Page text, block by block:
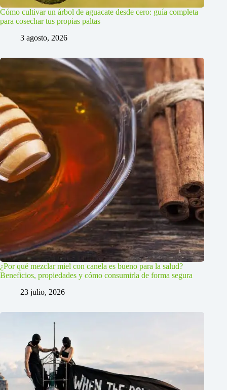
Cómo cultivar un árbol de aguacate desde cero: guía completa
para cosechar tus propias paltas
3 agosto, 2026
¿Por qué mezclar miel con canela es bueno para la salud?
Beneficios, propiedades y cómo consumirla de forma segura
23 julio, 2026